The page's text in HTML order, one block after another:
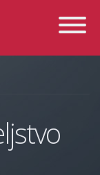
Toggle